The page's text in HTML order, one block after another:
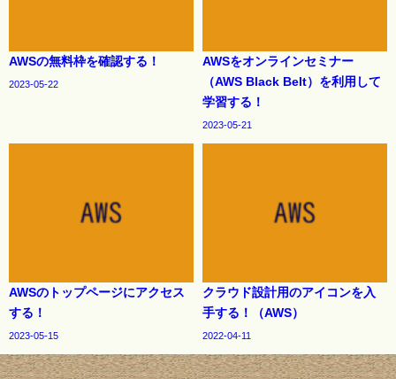
AWSの無料枠を確認する！
2023-05-22
AWSをオンラインセミナー
（AWS Black Belt）を利用して
学習する！
2023-05-21
AWSのトップページにアクセス
する！
2023-05-15
クラウド設計用のアイコンを入
手する！（AWS）
2022-04-11